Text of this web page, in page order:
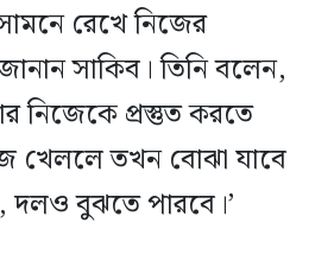
রেখে নিজের
সাকিব। তিনি বলেন,
নিজেকে প্রস্তুত করতে
খেললে তখন বোঝা যাবে
বুঝতে পারবে।’